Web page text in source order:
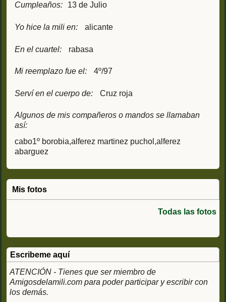
Cumpleaños: 13 de Julio
Yo hice la mili en: alicante
En el cuartel: rabasa
Mi reemplazo fue el: 4º/97
Serví en el cuerpo de: Cruz roja
Algunos de mis compañeros o mandos se llamaban
así:
cabo1º borobia,alferez martinez puchol,alferez
abarguez
Mis fotos
Todas las fotos
Escribeme aquí
ATENCIÓN - Tienes que ser miembro de
Amigosdelamili.com para poder participar y escribir con
los demás.